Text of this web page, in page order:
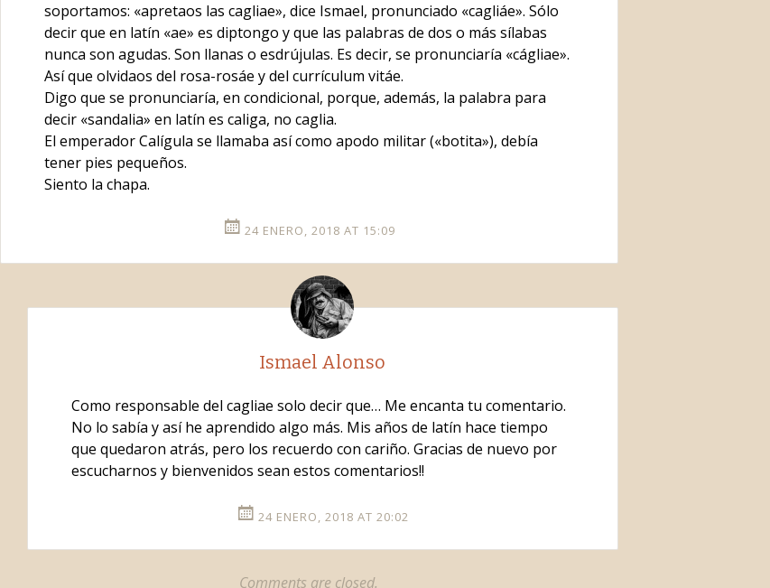
soportamos: «apretaos las cagliae», dice Ismael, pronunciado «cagliáe». Sólo
decir que en latín «ae» es diptongo y que las palabras de dos o más sílabas
nunca son agudas. Son llanas o esdrújulas. Es decir, se pronunciaría «cágliae».
Así que olvidaos del rosa-rosáe y del currículum vitáe.
Digo que se pronunciaría, en condicional, porque, además, la palabra para
decir «sandalia» en latín es caliga, no caglia.
El emperador Calígula se llamaba así como apodo militar («botita»), debía
tener pies pequeños.
Siento la chapa.
24 ENERO, 2018 AT 15:09
Ismael Alonso
Como responsable del cagliae solo decir que… Me encanta tu comentario.
No lo sabía y así he aprendido algo más. Mis años de latín hace tiempo
que quedaron atrás, pero los recuerdo con cariño. Gracias de nuevo por
escucharnos y bienvenidos sean estos comentarios!!
24 ENERO, 2018 AT 20:02
Comments are closed.